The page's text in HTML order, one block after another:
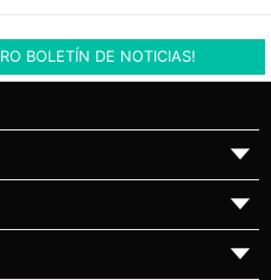
BOLETÍN DE NOTICIAS!
▼
▼
▼